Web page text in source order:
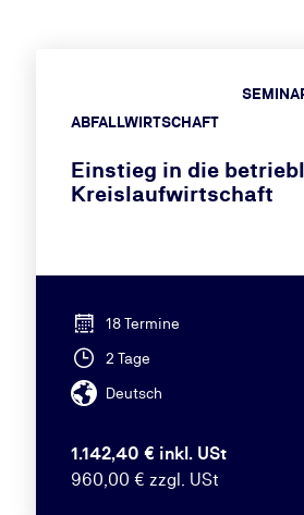
ABFALLWIRTSCHAFT
Einstieg in die
Kreislaufwirtschaft
18 Termine
2 Tage
Deutsch
1.142,40 € inkl. USt
960,00 € zzgl. USt